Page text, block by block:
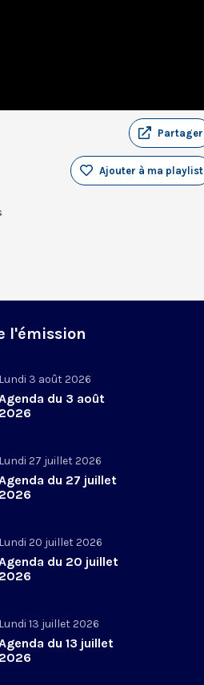
Partager
Ajouter à ma playlist
l'émission
Lundi 3 août 2026
du 3 août
2026
Lundi 27 juillet 2026
du 27 juillet
2026
Lundi 20 juillet 2026
du 20 juillet
2026
Lundi 13 juillet 2026
du 13 juillet
2026